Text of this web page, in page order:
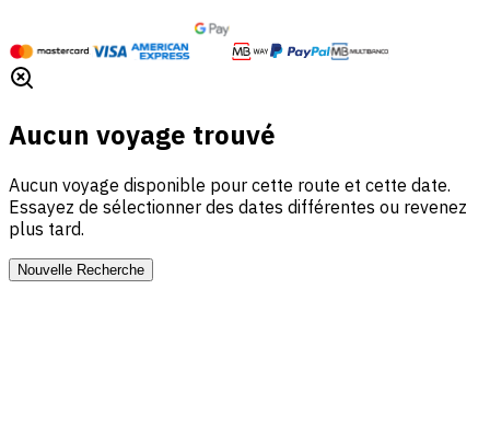
Aucun voyage trouvé
Aucun voyage disponible pour cette route et cette date.
Essayez de sélectionner des dates différentes ou revenez
plus tard.
Nouvelle Recherche